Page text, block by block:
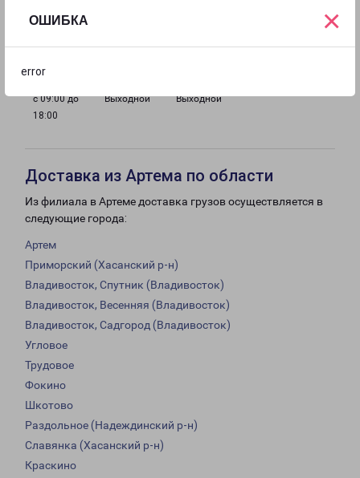
ОШИБКА
error
×
18:00
18:00
18:00
18:00
с 09:00 до
18:00
Выходной Выходной
Доставка из Артема по области
Из филиала в Артеме доставка грузов осуществляется в
следующие города:
Артем
Приморский (Хасанский р-н)
Владивосток, Спутник (Владивосток)
Владивосток, Весенняя (Владивосток)
Владивосток, Садгород (Владивосток)
Угловое
Трудовое
Фокино
Шкотово
Раздольное (Надеждинский р-н)
Славянка (Хасанский р-н)
Краскино